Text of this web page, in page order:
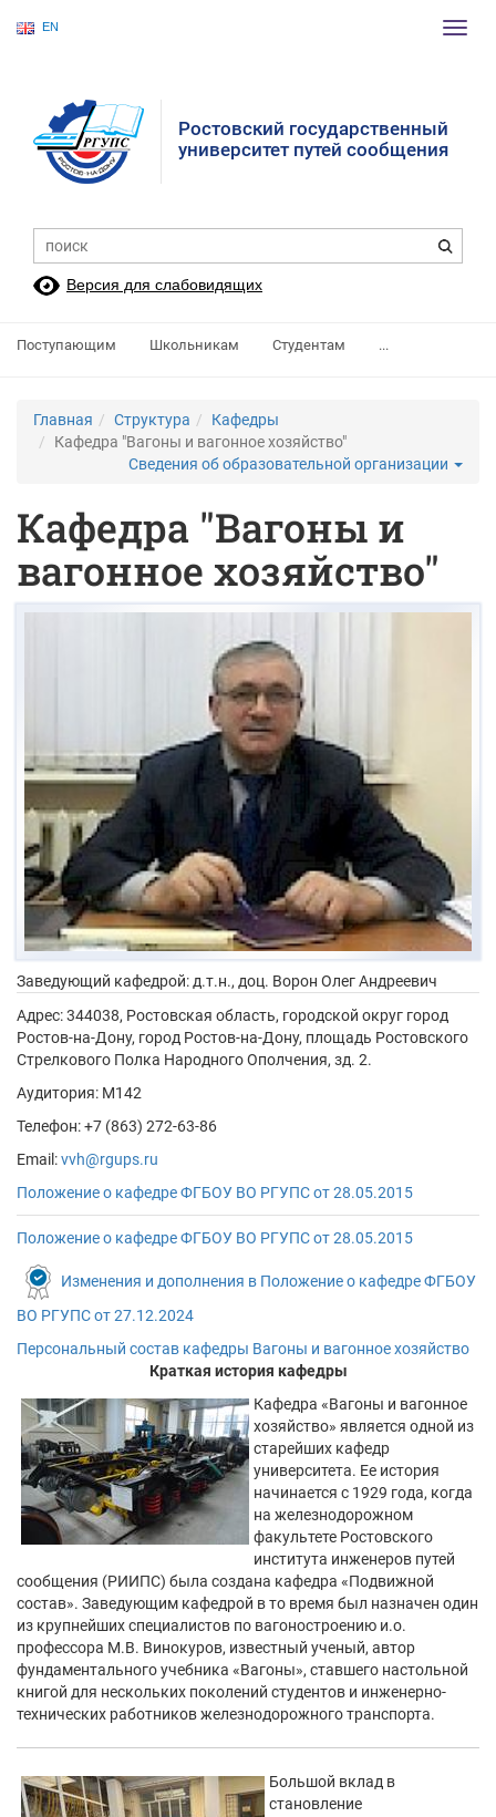
EN
Ростовский государственный
университет путей сообщения
Версия для слабовидящих
Поступающим Школьникам Студентам ...
Главная Структура
Кафедры
Кафедра "Вагоны и вагонное хозяйство"
Сведения об образовательной организации
Кафедра "Вагоны и
вагонное хозяйство"
Заведующий кафедрой: д.т.н., доц. Ворон Олег Андреевич
Адрес:344038, Ростовская область, городской округ город
Ростов-на-Дону, город Ростов-на-Дону, площадь Ростовского
Стрелкового Полка Народного Ополчения, зд. 2.
Аудитория: М142
Телефон: +7 (863) 272-63-86
Email:vvh@rgups.ru
Положение о кафедре ФГБОУ ВО РГУПC от 28.05.2015
Положение о кафедре ФГБОУ ВО РГУПC от 28.05.2015
Изменения и дополнения в Положение о кафедре ФГБОУ
ВО РГУПС от 27.12.2024
Персональный состав кафедры Вагоны и вагонное хозяйство
Краткая история кафедры
Кафедра «Вагоны и вагонное
хозяйство» является одной из
старейших кафедр
университета. Ее история
начинается с 1929 года, когда
на железнодорожном
факультете Ростовского
института инженеров путей
сообщения (РИИПС) была создана кафедра «Подвижной
состав». Заведующим кафедрой в то время был назначен один
из крупнейших специалистов по вагоностроению и.о.
профессора М.В. Винокуров, известный ученый, автор
фундаментального учебника «Вагоны», ставшего настольной
книгой для нескольких поколений студентов и инженерно-
технических работников железнодорожного транспорта.
Большой вклад в
становление